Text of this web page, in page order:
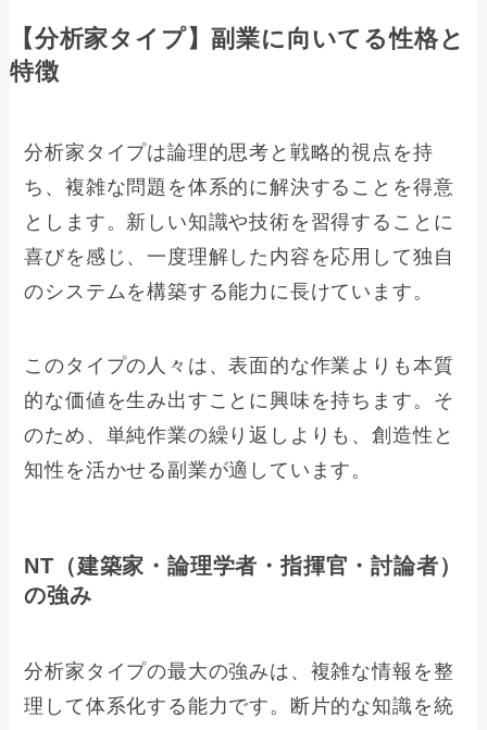
【分析家タイプ】副業に向いてる性格と
特徴
分析家タイプは論理的思考と戦略的視点を持
ち、複雑な問題を体系的に解決することを得意
とします。新しい知識や技術を習得することに
喜びを感じ、一度理解した内容を応用して独自
のシステムを構築する能力に長けています。
このタイプの人々は、表面的な作業よりも本質
的な価値を生み出すことに興味を持ちます。そ
のため、単純作業の繰り返しよりも、創造性と
知性を活かせる副業が適しています。
NT（建築家・論理学者・指揮官・討論者）
の強み
分析家タイプの最大の強みは、複雑な情報を整
理して体系化する能力です。断片的な知識を統